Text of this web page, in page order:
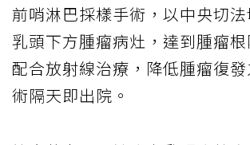
前哨淋巴採樣手術，以中央切
乳頭下方腫瘤病灶，達到腫瘤
配合放射線治療，降低腫瘤復
術隔天即出院。